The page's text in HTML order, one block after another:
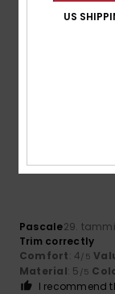
Pascale29.
Trim correctly
Comfort: 4/5
Material: 5 /5
I recommend
US